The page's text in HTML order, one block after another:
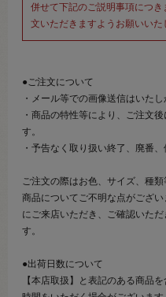
併せて下記のご説明事項につ
文いただきますようお願いいた
●ご注文について
・メール等での画像送信はいた
・商品の特性等により、ご注文
す。
・予告なく取り扱い終了、廃番
ご注文の際はお色、サイズ、種
商品についてご不明な点がござ
にご来店いただき、ご確認いた
す。
●出荷日数について
【本店取扱】と表記のある商品